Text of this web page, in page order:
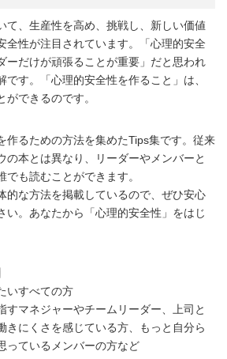
て、生産性を高め、挑戦し、新しい価値
全性が注目されています。「心理的安全
ーだけが頑張ることが重要」だと思われ
す。「心理的安全性を作ること」は、
できるのです。
作るための方法を集めたTips集です。従来
の本とは異なり、リーダーやメンバーと
も読むことができます。
的な方法を掲載しているので、ぜひ安心
い。あなたから「心理的安全性」をはじ
いすべての方
マネジャーやチームリーダー、上司と
きにくさを感じている方、もっと自分ら
っているメンバーの方など